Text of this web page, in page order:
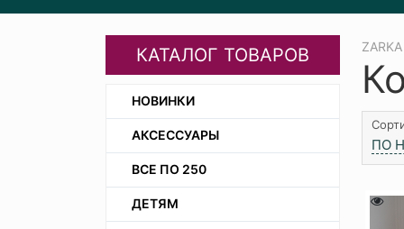
КАТАЛОГ ТОВАРОВ
НОВИНКИ
АКСЕССУАРЫ
ВСЕ ПО 250
ДЕТЯМ
ZARKA
ПО